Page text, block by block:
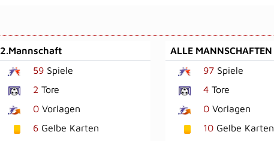
2.Mannschaft
59Spiele
2 Tore
0Vorlagen
6Gelbe Karten
ALLE MANNSCHAFTEN
97Spiele
4Tore
0Vorlagen
10Gelbe Karten